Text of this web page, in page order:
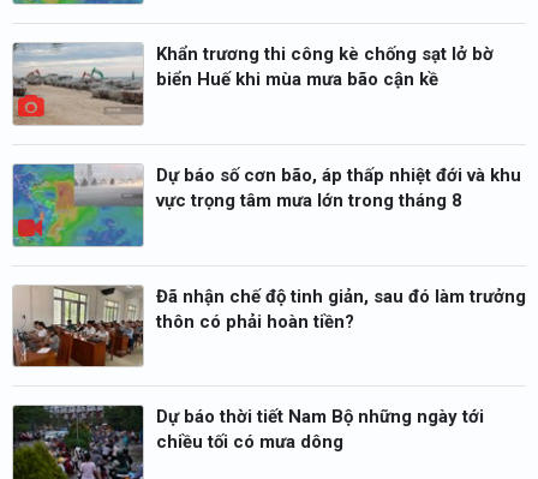
Khẩn trương thi công kè chống sạt lở bờ
biển Huế khi mùa mưa bão cận kề
Dự báo số cơn bão, áp thấp nhiệt đới và khu
vực trọng tâm mưa lớn trong tháng 8
Đã nhận chế độ tinh giản, sau đó làm trưởng
thôn có phải hoàn tiền?
Dự báo thời tiết Nam Bộ những ngày tới
chiều tối có mưa dông